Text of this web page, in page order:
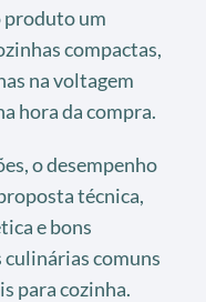
produto um
compactas,
na voltagem
hora da compra.
o desempenho
técnica,
e bons
comuns
para cozinha.